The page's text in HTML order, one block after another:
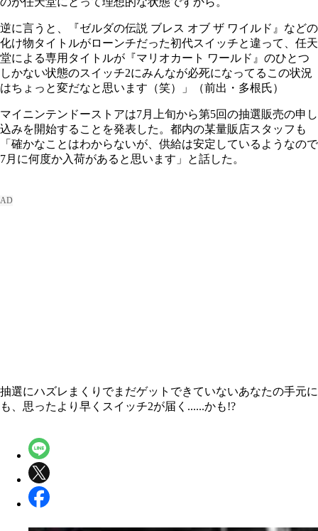
逆に言うと、『ゼルダの伝説 ブレス オブ ザ ワイルド』などの
化け物タイトルがローンチだった初代スイッチと違って、任天
堂による専用タイトルが『マリオカート ワールド』のひとつ
しかない状態のスイッチ2にみんなが必死になってるこの状況
はちょっと変だなと思います（笑）」（前出・多根氏）
マイニンテンドーストアは7月上旬から第5回の抽選販売の申し
込みを開始することを発表した。都内の某量販店スタッフも
「確かなことはわからないが、供給は安定しているようなので
7月に何度か入荷があると思います」と話した。
抽選にハズレまくりでまだゲットできていないあなたの手元に
も、思ったより早くスイッチ2が届く......かも!?